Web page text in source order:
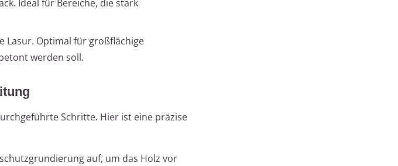
Ideal für Bereiche, die stark
Lasur. Optimal für großflächige
werden soll.
Schritte. Hier ist eine präzise
auf, um das Holz vor